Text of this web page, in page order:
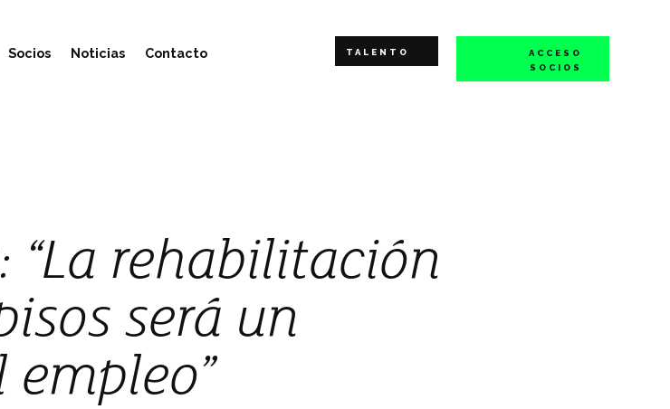
Socios Noticias Contacto TALENTO
ACCESO
SOCIOS
“La rehabilitación
será un